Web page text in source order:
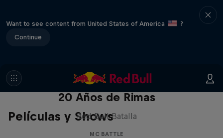
Want to see content from United States of America
?
Continue
Películas y Shows
Red Bull Batalla Nueva Historia:
20 Años de Rimas
Red Bull Batalla
MC BATTLE